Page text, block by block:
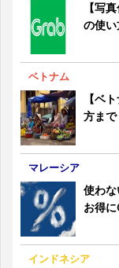
【写
の使い
ベトナム
【ベ
方まで
マレーシア
使わ
お得
インドネシア